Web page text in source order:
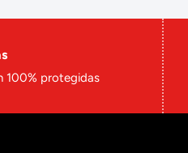
100% protegidas